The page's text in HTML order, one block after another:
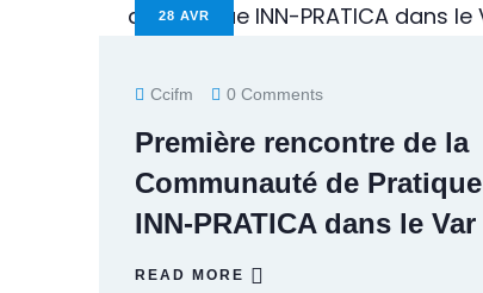
28 AVR
Ccifm 0 Comments
Première rencontre de la
Communauté de Pratique
INN-PRATICA dans le Var
READ MORE